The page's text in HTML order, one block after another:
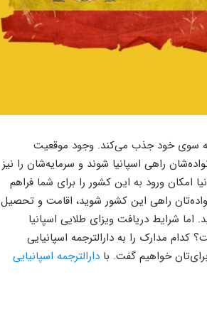
به سوی خود جذب می‌کند. وجود موقعیت
راهی اسپانیا شوند و سرمایه‌شان را نیز
امکان ورود به این کشور را برای شما فراهم
راهی این کشور شوید، اقامت و تحصیل
اما شرایط دریافت ویزای طلایی اسپانیا
مدارک را به دارالترجمه اسپانیایی
خواهیم گفت. با دارالترجمه اسپانیایی